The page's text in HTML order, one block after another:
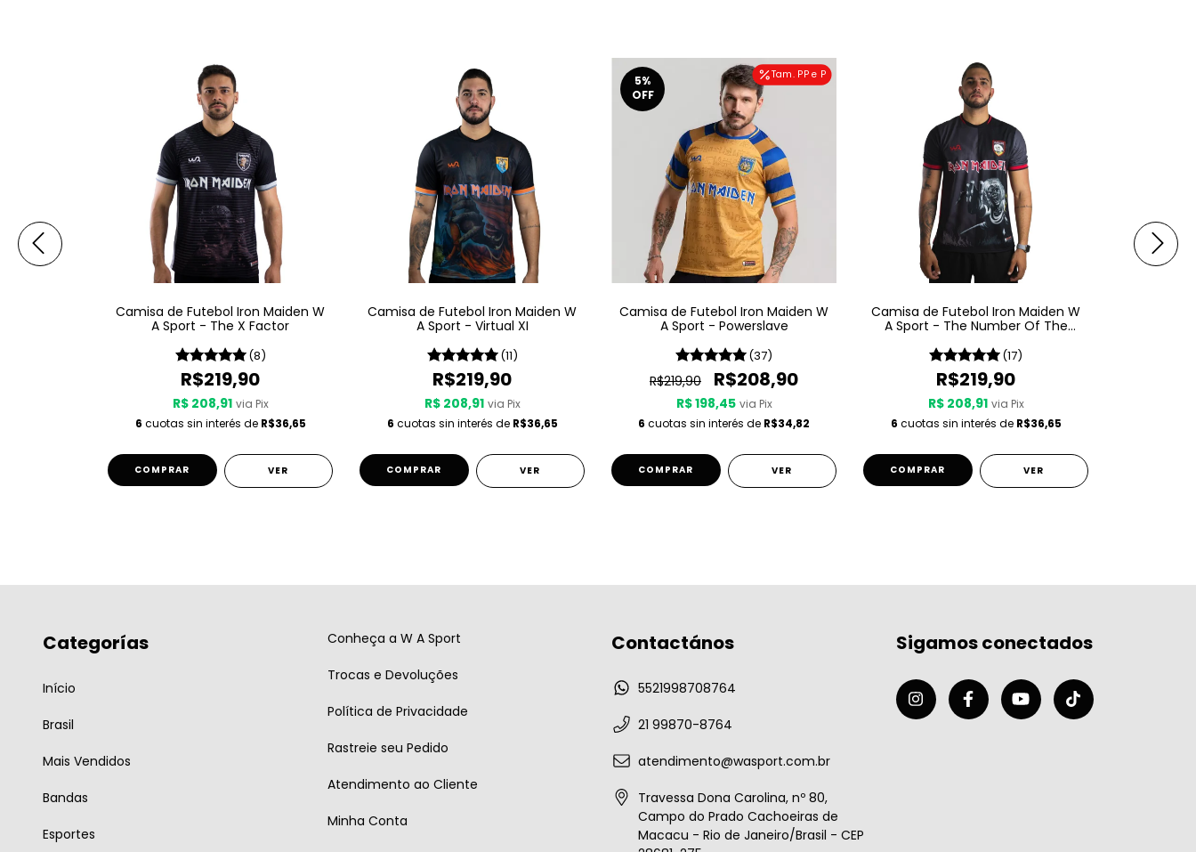
Camisa de Futebol Iron Maiden W
A Sport - The X Factor
(8)
R$219,90
R$ 208,91 via Pix
6 cuotas sin interés de R$36,65
COMPRAR VER
Camisa de Futebol Iron Maiden W
A Sport - Virtual XI
(11)
R$219,90
R$ 208,91 via Pix
6 cuotas sin interés de R$36,65
COMPRAR VER
Tam. PP e P
5%
OFF
Camisa de Futebol Iron Maiden W
A Sport - Powerslave
(37)
R$219,90 R$208,90
R$ 198,45 via Pix
6 cuotas sin interés de R$34,82
COMPRAR VER
Camisa de Futebol Iron Maiden W
A Sport - The Number Of The
(17)
R$219,90
R$ 208,91 via Pix
6 cuotas sin interés de R$36,65
COMPRAR VER
Categorías
Início
Brasil
Mais Vendidos
Bandas
Esportes
Conheça a W A Sport
Trocas e Devoluções
Política de Privacidade
Rastreie seu Pedido
Atendimento ao Cliente
Minha Conta
Contactános
5521998708764
21 99870-8764
atendimento@wasport.com.br
Travessa Dona Carolina, nº 80,
Campo do Prado Cachoeiras de
Macacu - Rio de Janeiro/Brasil - CEP
Sigamos conectados